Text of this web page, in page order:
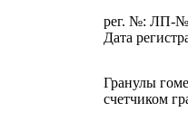
рег. №: ЛП-
Дата
Гранулы
счетчиком